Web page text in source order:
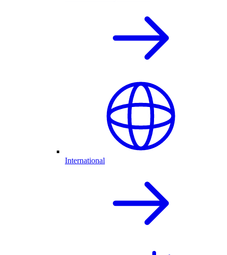
International